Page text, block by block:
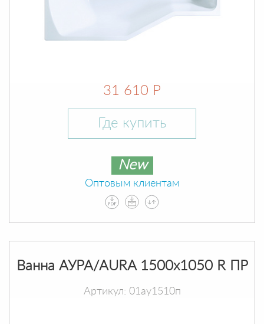
31 610 Р
Где купить
New
Оптовым клиентам
Ванна АУРА/AURA 1500х1050 R ПР
Артикул: 01ау1510п